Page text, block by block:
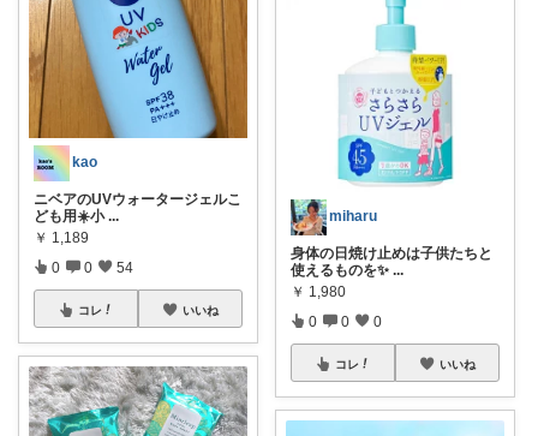
kao
ニベアのUVウォータージェルこ
ども用☀️小 ...
￥ 1,189
0 0 54
コレ いいね
miharu
身体の日焼け止めは子供たちと
使えるものを✨ ...
￥ 1,980
0 0 0
コレ いいね